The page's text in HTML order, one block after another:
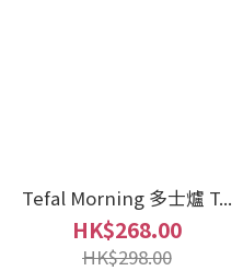
Tefal Morning 多士爐 T...
HK$268.00
HK$298.00